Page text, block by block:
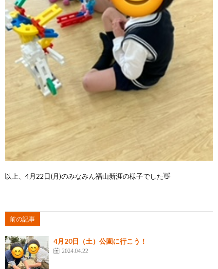
以上、4月22日(月)のみなみん福山新涯の様子でした👋
前の記事
4月20日（土）公園に行こう！
2024.04.22